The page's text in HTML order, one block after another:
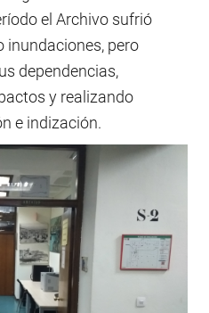
el Archivo sufrió
inundaciones, pero
dependencias,
y realizando
e indización.